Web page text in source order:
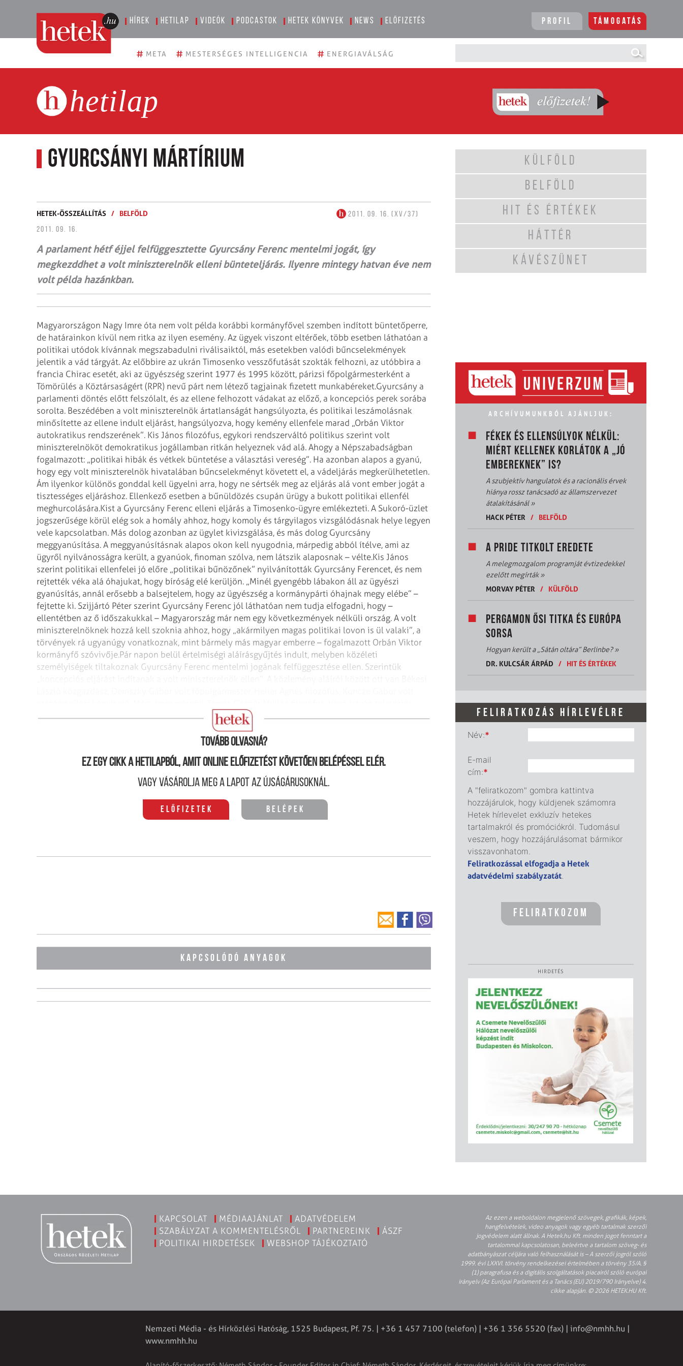
Hírek Hetilap Videók Podcastok Hetek könyvek News Előfizetés Profil Támogatás
# META # MESTERSÉGES INTELLIGENCIA # ENERGIAVÁLSÁG
hetilap
Gyurcsányi mártírium
HETEK-ÖSSZEÁLLÍTÁS / BELFÖLD
2011. 09. 16. (XV/37)
2011. 09. 16.
A parlament hétf éjjel felfüggesztette Gyurcsány Ferenc mentelmi jogát, így
megkezddhet a volt miniszterelnök elleni bünteteljárás. Ilyenre mintegy hatvan éve nem
volt példa hazánkban.
Magyarországon Nagy Imre óta nem volt példa korábbi kormányfővel szemben indított büntetőperre,
de határainkon kívül nem ritka az ilyen esemény. Az ügyek viszont eltérőek, több esetben láthatóan a
politikai utódok kívánnak megszabadulni riválisaiktól, más esetekben valódi bűncselekmények
jelentik a vád tárgyát. Az előbbire az ukrán Timosenko vesszőfutását szokták felhozni, az utóbbira a
francia Chirac esetét, aki az ügyészség szerint 1977 és 1995 között, párizsi főpolgármesterként a
Tömörülés a Köztársaságért (RPR) nevű párt nem létező tagjainak fizetett munkabéreket.Gyurcsány a
parlamenti döntés előtt felszólalt, és az ellene felhozott vádakat az előző, a koncepciós perek sorába
sorolta. Beszédében a volt miniszterelnök ártatlanságát hangsúlyozta, és politikai leszámolásnak
minősítette az ellene indult eljárást, hangsúlyozva, hogy kemény ellenfele marad „Orbán Viktor
autokratikus rendszerének”. Kis János filozófus, egykori rendszerváltó politikus szerint volt
miniszterelnököt demokratikus jogállamban ritkán helyeznek vád alá. Ahogy a Népszabadságban
fogalmazott: „politikai hibák és vétkek büntetése a választási vereség”. Ha azonban alapos a gyanú,
hogy egy volt miniszterelnök hivatalában bűncselekményt követett el, a vádeljárás megkerülhetetlen.
Ám ilyenkor különös gonddal kell ügyelni arra, hogy ne sértsék meg az eljárás alá vont ember jogát a
tisztességes eljáráshoz. Ellenkező esetben a bűnüldözés csupán ürügy a bukott politikai ellenfél
meghurcolására.Kist a Gyurcsány Ferenc elleni eljárás a Timosenko-ügyre emlékezteti. A Sukoró-üzlet
jogszerűsége körül elég sok a homály ahhoz, hogy komoly és tárgyilagos vizsgálódásnak helye legyen
vele kapcsolatban. Más dolog azonban az ügylet kivizsgálása, és más dolog Gyurcsány
meggyanúsítása. A meggyanúsításnak alapos okon kell nyugodnia, márpedig abból ítélve, ami az
ügyről nyilvánosságra került, a gyanúok, finoman szólva, nem látszik alaposnak – vélte.Kis János
szerint politikai ellenfelei jó előre „politikai bűnözőnek” nyilvánították Gyurcsány Ferencet, és nem
rejtették véka alá óhajukat, hogy bíróság elé kerüljön. „Minél gyengébb lábakon áll az ügyészi
gyanúsítás, annál erősebb a balsejtelem, hogy az ügyészség a kormánypárti óhajnak megy elébe” –
fejtette ki. Szijjártó Péter szerint Gyurcsány Ferenc jól láthatóan nem tudja elfogadni, hogy –
ellentétben az ő időszakukkal – Magyarország már nem egy következmények nélküli ország. A volt
miniszterelnöknek hozzá kell szoknia ahhoz, hogy „akármilyen magas politikai lovon is ül valaki”, a
törvények rá ugyanúgy vonatkoznak, mint bármely más magyar emberre – fogalmazott Orbán Viktor
kormányfő szóvivője.Pár napon belül értelmiségi aláírásgyűjtés indult, melyben köz­életi
személyiségek tiltakoznak Gyurcsány Ferenc mentelmi jogának felfüggesztése ellen. Szerintük
műsorvezető és Vekerdy Tamás pszichológus.
Tovább olvasná?
Ez egy cikk a hetilapból, amit online előfizetést követően belépéssel elér.
Vagy vásárolja meg a lapot az újságárusoknál.
Előfizetek Belépek
KAPCSOLÓDÓ ANYAGOK
KÜLFÖLD
BELFÖLD
HIT ÉS ÉRTÉKEK
HÁTTÉR
KÁVÉSZÜNET
ARCHÍVUMUNKBÓL AJÁNLJUK:
FÉKEK ÉS ELLENSÚLYOK NÉLKÜL:
MIÉRT KELLENEK KORLÁTOK A „JÓ
EMBEREKNEK” IS?
A szubjektív hangulatok és a racionális érvek
hiánya rossz tanácsadó az államszervezet
átalakításánál»
HACK PÉTER
/ BELFÖLD
A PRIDE TITKOLT EREDETE
A melegmozgalom programját évtizedekkel
ezelőtt megírták»
MORVAY PÉTER
/ KÜLFÖLD
PERGAMON ŐSI TITKA ÉS EURÓPA
SORSA
Hogyan került a „Sátán oltára” Berlinbe?»
DR. KULCSÁR ÁRPÁD
/ HIT ÉS ÉRTÉKEK
FELIRATKOZÁS HÍRLEVÉLRE
Név:*
E-mail
cím:*
A "feliratkozom" gombra kattintva
hozzájárulok, hogy küldjenek számomra
Hetek hírlevelet exkluzív hetekes
tartalmakról és promóciókról. Tudomásul
veszem, hogy hozzájárulásomat bármikor
visszavonhatom.
Feliratkozással elfogadja a Hetek
adatvédelmi szabályzatát.
HIRDETÉS
KAPCSOLAT MÉDIAAJÁNLAT
ADATVÉDELEM
SZABÁLYZAT A KOMMENTELÉSRŐL
PARTNEREINK
ÁSZF
POLITIKAI HIRDETÉSEK
WEBSHOP TÁJÉKOZTATÓ
Az ezen a weboldalon megjelenő szövegek, grafikák, képek,
hangfelvételek, video anyagok vagy egyéb tartalmak szerzői
jogvédelem alatt állnak. A Hetek.hu Kft. minden jogot fenntart a
tartalommal kapcsolatosan, beleértve a tartalom szöveg- és
adatbányászat céljára való felhasználását is – A szerzői jogról szóló
1999. évi LXXVI. törvény rendelkezései értelmében a törvény 35/A. §
(1) paragrafusa és a digitális szolgáltatások piacairól szóló európai
irányelv (Az Európai Parlament és a Tanács (EU) 2019/790 Irányelve) 4.
cikke alapján. © 2026 HETEK.HU Kft.
Nemzeti Média - és Hírközlési Hatóság, 1525 Budapest, Pf. 75. | +36 1 457 7100 (telefon) | +36 1 356 5520 (fax) | info@nmhh.hu
www.nmhh.hu